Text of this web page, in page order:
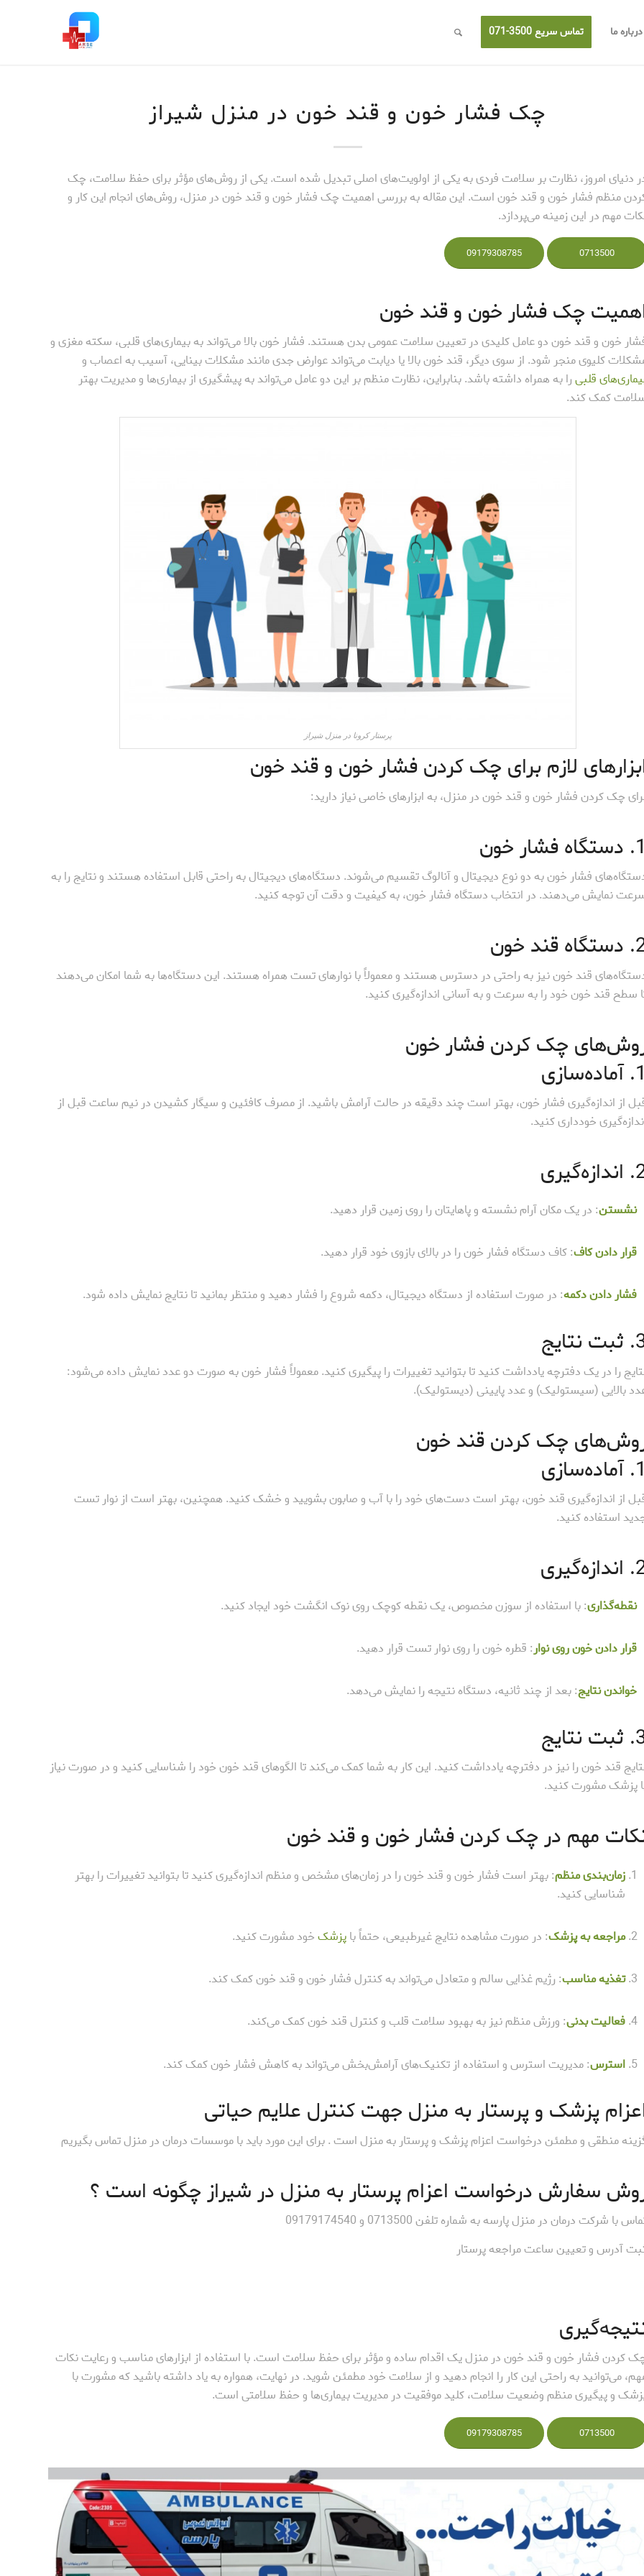
درباره ما تماس سریع 3500-071
چک فشار خون و قند خون در منزل شیراز
دنیای امروز، نظارت بر سلامت فردی به یکی از اولویت‌های اصلی تبدیل شده است. یکی از روش‌های مؤثر برای حفظ سلامت، چک
منظم فشار خون و قند خون است. این مقاله به بررسی اهمیت چک فشار خون و قند خون در منزل، روش‌های انجام این کار و
مهم در این زمینه می‌پردازد.
0713500
09179308785
چک فشار خون و قند خون
خون و قند خون دو عامل کلیدی در تعیین سلامت عمومی بدن هستند. فشار خون بالا می‌تواند به بیماری‌های قلبی، سکته مغزی و
کلیوی منجر شود. از سوی دیگر، قند خون بالا یا دیابت می‌تواند عوارض جدی مانند مشکلات بینایی، آسیب به اعصاب و
قلبیرا به همراه داشته باشد. بنابراین، نظارت منظم بر این دو عامل می‌تواند به پیشگیری از بیماری‌ها و مدیریت بهتر
کمک کند.
پرستار کرونا در منزل شیراز
لازم برای چک کردن فشار خون و قند خون
چک کردن فشار خون و قند خون در منزل، به ابزارهای خاصی نیاز دارید:
1. دستگاه فشار خون
فشار خون به دو نوع دیجیتال و آنالوگ تقسیم می‌شوند. دستگاه‌های دیجیتال به راحتی قابل استفاده هستند و نتایج را به
نمایش می‌دهند. در انتخاب دستگاه فشار خون، به کیفیت و دقت آن توجه کنید.
خون
قند خون نیز به راحتی در دسترس هستند و معمولاً با نوارهای تست همراه هستند. این دستگاه‌ها به شما امکان می‌دهند
سطح قند خون خود را به سرعت و به آسانی اندازه‌گیری کنید.
چک کردن فشار خون
1. آماده‌سازی
از اندازه‌گیری فشار خون، بهتر است چند دقیقه در حالت آرامش باشید. از مصرف کافئین و سیگار کشیدن در نیم ساعت قبل از
خودداری کنید.
نشستن: در یک مکان آرام نشسته و پاهایتان را روی زمین قرار دهید.
قرار دادن کاف: کاف دستگاه فشار خون را در بالای بازوی خود قرار دهید.
فشار دادن دکمه: در صورت استفاده از دستگاه دیجیتال، دکمه شروع را فشار دهید و منتظر بمانید تا نتایج نمایش داده شود.
را در یک دفترچه یادداشت کنید تا بتوانید تغییرات را پیگیری کنید. معمولاً فشار خون به صورت دو عدد نمایش داده می‌شود:
بالایی (سیستولیک) و عدد پایینی (دیستولیک).
چک کردن قند خون
1. آماده‌سازی
از اندازه‌گیری قند خون، بهتر است دست‌های خود را با آب و صابون بشویید و خشک کنید. همچنین، بهتر است از نوار تست
استفاده کنید.
نقطه‌گذاری: با استفاده از سوزن مخصوص، یک نقطه کوچک روی نوک انگشت خود ایجاد کنید.
قرار دادن خون روی نوار: قطره خون را روی نوار تست قرار دهید.
خواندن نتایج: بعد از چند ثانیه، دستگاه نتیجه را نمایش می‌دهد.
قند خون را نیز در دفترچه یادداشت کنید. این کار به شما کمک می‌کند تا الگوهای قند خون خود را شناسایی کنید و در صورت نیاز
پزشک مشورت کنید.
مهم در چک کردن فشار خون و قند خون
زمان‌بندی منظم: بهتر است فشار خون و قند خون را در زمان‌های مشخص و منظم اندازه‌گیری کنید تا بتوانید تغییرات را بهتر
شناسایی کنید.
مراجعه به پزشک: در صورت مشاهده نتایج غیرطبیعی، حتماً باپزشکخود مشورت کنید.
تغذیه مناسب: رژیم غذایی سالم و متعادل می‌تواند به کنترل فشار خون و قند خون کمک کند.
فعالیت بدنی: ورزش منظم نیز به بهبود سلامت قلب و کنترل قند خون کمک می‌کند.
استرس: مدیریت استرس و استفاده از تکنیک‌های آرامش‌بخش می‌تواند به کاهش فشار خون کمک کند.
پزشک و پرستار به منزل جهت کنترل علایم حیاتی
منطقی و مطمئن درخواست اعزام پزشک و پرستار به منزل است . برای این مورد باید با موسسات درمان در منزل تماس بگیریم
سفارش درخواست اعزام پرستار به منزل در شیراز چگونه است ؟
با شرکت درمان در منزل پارسه به شماره تلفن 0713500 و 09179174540
آدرس و تعیین ساعت مراجعه پرستار
کردن فشار خون و قند خون در منزل یک اقدام ساده و مؤثر برای حفظ سلامت است. با استفاده از ابزارهای مناسب و رعایت نکات
می‌توانید به راحتی این کار را انجام دهید و از سلامت خود مطمئن شوید. در نهایت، همواره به یاد داشته باشید که مشورت با
و پیگیری منظم وضعیت سلامت، کلید موفقیت در مدیریت بیماری‌ها و حفظ سلامتی است.
0713500
09179308785